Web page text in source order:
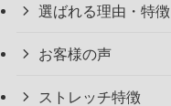
選ばれる理由・特徴
お客様の声
ストレッチ特徴